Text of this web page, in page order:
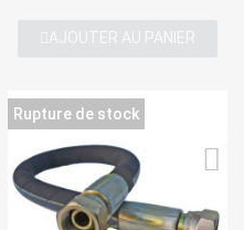
AJOUTER AU PANIER
Rupture de stock